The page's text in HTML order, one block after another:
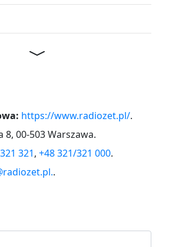
https://www.radiozet.pl/.
8, 00-503 Warszawa.
321, +48 321/321 000.
.